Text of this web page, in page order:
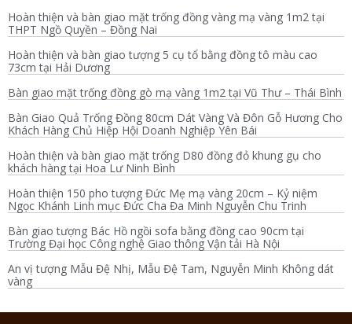
Hoàn thiện và bàn giao mặt trống đồng vàng mạ vàng 1m2 tại
THPT Ngồ Quyền – Đồng Nai
Hoàn thiện và bàn giao tượng 5 cụ tổ bằng đồng tô màu cao
73cm tại Hải Dương
Bàn giao mặt trống đồng gò mạ vàng 1m2 tại Vũ Thư – Thái Bình
Bàn Giao Quả Trống Đồng 80cm Dát Vàng Và Đôn Gỗ Hương Cho
Khách Hàng Chủ Hiệp Hội Doanh Nghiệp Yên Bái
Hoàn thiện và bàn giao mặt trống D80 đồng đỏ khung gụ cho
khách hàng tại Hoa Lư Ninh Bình
Hoàn thiện 150 pho tượng Đức Mẹ mạ vàng 20cm – Kỷ niệm
Ngọc Khánh Linh mục Đức Cha Đa Minh Nguyễn Chu Trinh
Bàn giao tượng Bác Hồ ngồi sofa bằng đồng cao 90cm tại
Trường Đại học Công nghệ Giao thông Vận tải Hà Nội
An vị tượng Mẫu Đệ Nhị, Mẫu Đệ Tam, Nguyễn Minh Không dát
vàng